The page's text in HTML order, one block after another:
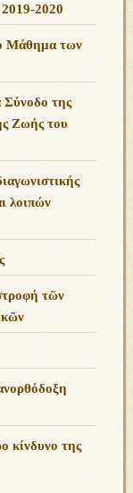
2019-2020
Μάθημα των
Σύνοδο της
Ζωής του
λοιπών
τῶν
κίνδυνο της